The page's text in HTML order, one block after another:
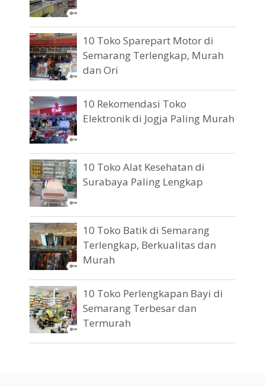
10 Toko Sparepart Motor di
Semarang Terlengkap, Murah
dan Ori
10 Rekomendasi Toko
Elektronik di Jogja Paling Murah
10 Toko Alat Kesehatan di
Surabaya Paling Lengkap
10 Toko Batik di Semarang
Terlengkap, Berkualitas dan
Murah
10 Toko Perlengkapan Bayi di
Semarang Terbesar dan
Termurah